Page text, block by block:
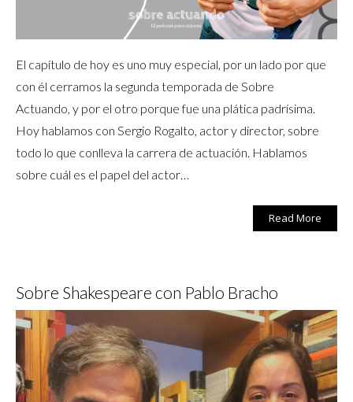
El capítulo de hoy es uno muy especial, por un lado por que
con él cerramos la segunda temporada de Sobre
Actuando, y por el otro porque fue una plática padrísima.
Hoy hablamos con Sergio Rogalto, actor y director, sobre
todo lo que conlleva la carrera de actuación. Hablamos
sobre cuál es el papel del actor…
Read More
Sobre Shakespeare con Pablo Bracho